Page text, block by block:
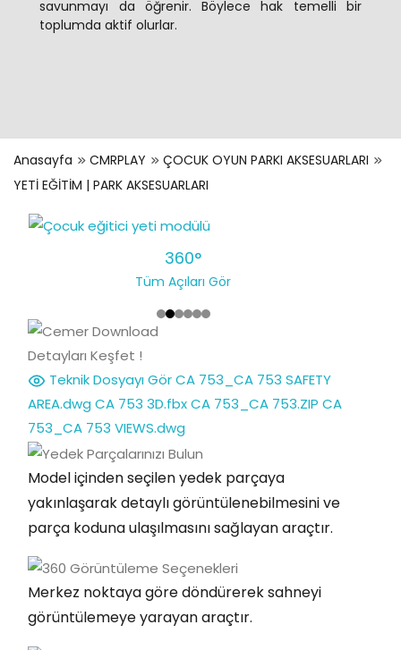
savunmayı da öğrenir. Böylece hak temelli bir
toplumda aktif olurlar.
Anasayfa CMRPLAY
ÇOCUK OYUN PARKI AKSESUARLARI
YETİ EĞİTİM | PARK AKSESUARLARI
360°
Tüm Açıları Gör
Detayları Keşfet !
Teknik Dosyayı GörCA 753_CA 753 SAFETY
AREA.dwg CA 753 3D.fbxCA 753_CA 753.ZIP CA
753_CA 753 VIEWS.dwg
Model içinden seçilen yedek parçaya
yakınlaşarak detaylı görüntülenebilmesini ve
parça koduna ulaşılmasını sağlayan araçtır.
Merkez noktaya göre döndürerek sahneyi
görüntülemeye yarayan araçtır.